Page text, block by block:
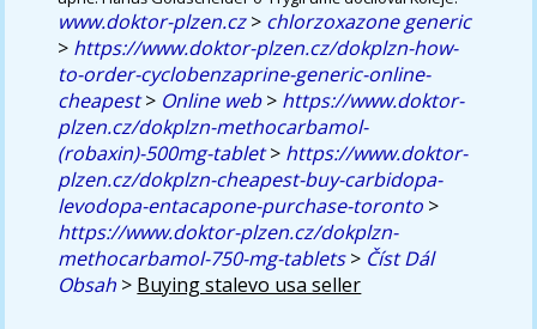
www.doktor-plzen.cz> chlorzoxazone generic
> https://www.doktor-plzen.cz/dokplzn-how-
to-order-cyclobenzaprine-generic-online-
cheapest> Online web> https://www.doktor-
plzen.cz/dokplzn-methocarbamol-
(robaxin)-500mg-tablet> https://www.doktor-
plzen.cz/dokplzn-cheapest-buy-carbidopa-
levodopa-entacapone-purchase-toronto >
https://www.doktor-plzen.cz/dokplzn-
methocarbamol-750-mg-tablets> Číst Dál
Obsah > Buying stalevo usa seller